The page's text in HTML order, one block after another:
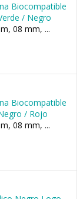
Biocompatible
/ Negro
08 mm, ...
Biocompatible
/ Rojo
08 mm, ...